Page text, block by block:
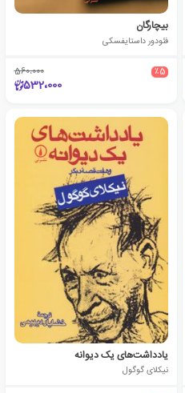
بیچارگان
فئودور داستایفسکی
٪5 560،000
532،000
یادداشت‌های یک دیوانه
نیکلای گوگول